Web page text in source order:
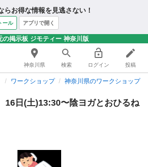
らお得な情報を見逃さない！
ール アプリで開く
の掲示板 ジモティー 神奈川版
神奈川県 検索 ログイン 投稿
ワークショップ 神奈川県のワークショップ
16日(土)13:30〜陰ヨガとおひるね